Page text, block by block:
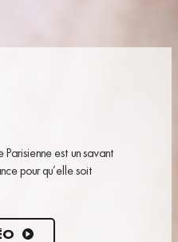
est un savant
pour qu’elle soit